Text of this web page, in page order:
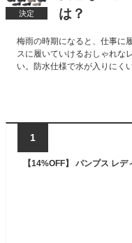
決定
は？
梅雨の時期になると、仕事に
スに履いていけるおしゃれな
い。防水仕様で水が入りにく
1